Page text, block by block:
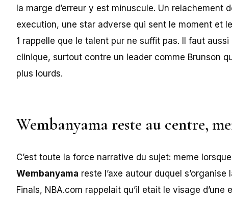
la marge d’erreur y est minuscule. Un relachement
execution, une star adverse qui sent le moment et
1 rappelle que le talent pur ne suffit pas. Il faut
clinique, surtout contre un leader comme Brunson
plus lourds.
Wembanyama reste au centre,
C’est toute la force narrative du sujet: meme
Wembanyama reste l’axe autour duquel
Finals, NBA.com rappelait qu’il etait le visage